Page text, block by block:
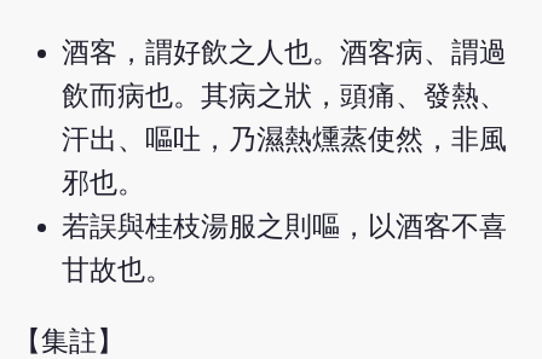
酒客，謂好飲之人也。酒客病、謂過
飲而病也。其病之狀，頭痛、發熱、
汗出、嘔吐，乃濕熱燻蒸使然，非風
邪也。
若誤與桂枝湯服之則嘔，以酒客不喜
甘故也。
【集註】